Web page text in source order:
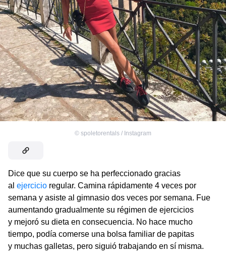
© spoletorentals / Instagram
Dice que su cuerpo se ha perfeccionado gracias
al ejercicio regular. Camina rápidamente 4 veces por
semana y asiste al gimnasio dos veces por semana. Fue
aumentando gradualmente su régimen de ejercicios
y mejoró su dieta en consecuencia. No hace mucho
tiempo, podía comerse una bolsa familiar de papitas
y muchas galletas, pero siguió trabajando en sí misma.